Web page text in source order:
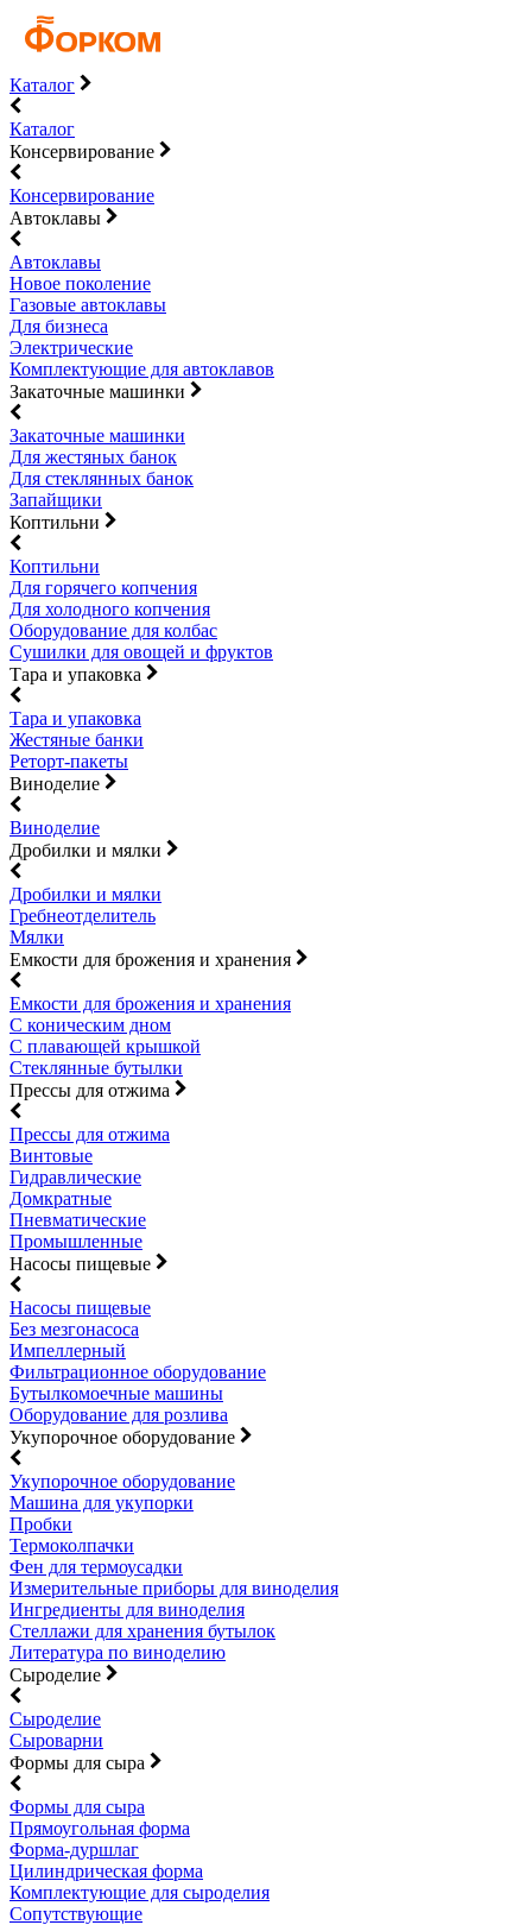
Каталог
Каталог
Консервирование
Консервирование
Автоклавы
Автоклавы
Новое поколение
Газовые автоклавы
Для бизнеса
Электрические
Комплектующие для автоклавов
Закаточные машинки
Закаточные машинки
Для жестяных банок
Для стеклянных банок
Запайщики
Коптильни
Коптильни
Для горячего копчения
Для холодного копчения
Оборудование для колбас
Сушилки для овощей и фруктов
Тара и упаковка
Тара и упаковка
Жестяные банки
Реторт-пакеты
Виноделие
Виноделие
Дробилки и мялки
Дробилки и мялки
Гребнеотделитель
Мялки
Емкости для брожения и хранения
Емкости для брожения и хранения
С коническим дном
С плавающей крышкой
Стеклянные бутылки
Прессы для отжима
Прессы для отжима
Винтовые
Гидравлические
Домкратные
Пневматические
Промышленные
Насосы пищевые
Насосы пищевые
Без мезгонасоса
Импеллерный
Фильтрационное оборудование
Бутылкомоечные машины
Оборудование для розлива
Укупорочное оборудование
Укупорочное оборудование
Машина для укупорки
Пробки
Термоколпачки
Фен для термоусадки
Измерительные приборы для виноделия
Ингредиенты для виноделия
Стеллажи для хранения бутылок
Литература по виноделию
Сыроделие
Сыроделие
Сыроварни
Формы для сыра
Формы для сыра
Прямоугольная форма
Форма-дуршлаг
Цилиндрическая форма
Комплектующие для сыроделия
Сопутствующие